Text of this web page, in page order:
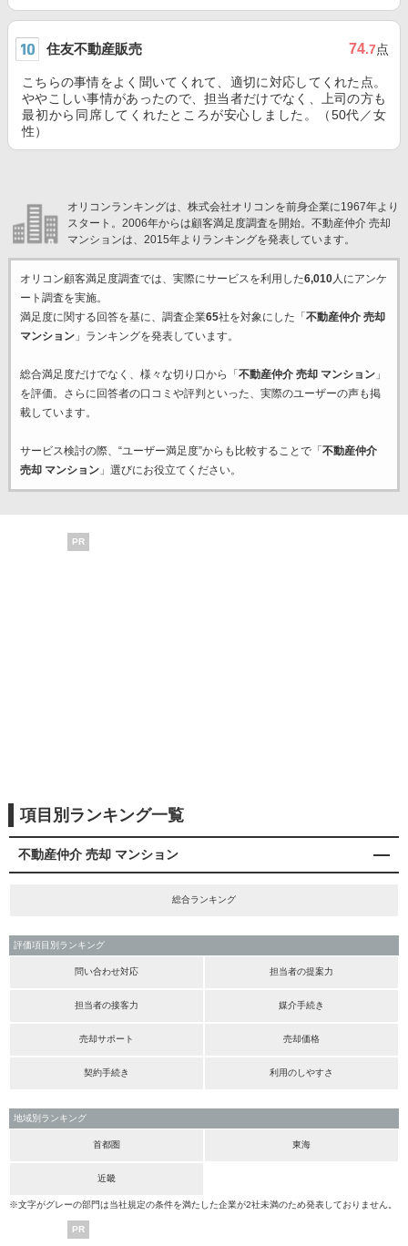
住友不動産販売 74.7点
こちらの事情をよく聞いてくれて、適切に対応してくれた点。
ややこしい事情があったので、担当者だけでなく、上司の方も
最初から同席してくれたところが安心しました。（50代／女
性）
オリコンランキングは、株式会社オリコンを前身企業に1967年より
スタート。2006年からは顧客満足度調査を開始。不動産仲介 売却
マンションは、2015年よりランキングを発表しています。
オリコン顧客満足度調査では、実際にサービスを利用した6,010人にアンケ
ート調査を実施。
満足度に関する回答を基に、調査企業65社を対象にした「 不動産仲介 売却
マンション」ランキングを発表しています。
総合満足度だけでなく、様々な切り口から「 不動産仲介 売却 マンション」
を評価。さらに回答者の口コミや評判といった、実際のユーザーの声も掲
載しています。
サービス検討の際、“ユーザー満足度”からも比較することで「 不動産仲介
売却 マンション」選びにお役立てください。
PR
項目別ランキング一覧
不動産仲介 売却 マンション
総合ランキング
評価項目別ランキング
問い合わせ対応 担当者の提案力
担当者の接客力 媒介手続き
売却サポート 売却価格
契約手続き 利用のしやすさ
地域別ランキング
首都圏 東海
近畿
※文字がグレーの部門は当社規定の条件を満たした企業が2社未満のため発表しておりません。
PR